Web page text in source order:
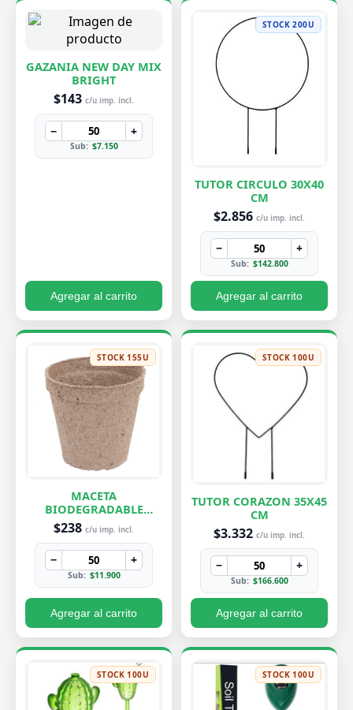
GAZANIA NEW DAY MIX
BRIGHT
$143 c/u imp. incl.
− +
Sub: $7.150
Agregar al carrito
STOCK 200U
TUTOR CIRCULO 30X40
CM
$2.856 c/u imp. incl.
− +
Sub: $142.800
Agregar al carrito
STOCK 155U
MACETA
BIODEGRADABLE
PEQUEÑA 7X8 CM
$238 c/u imp. incl.
− +
Sub: $11.900
Agregar al carrito
STOCK 100U
TUTOR CORAZON 35X45
CM
$3.332 c/u imp. incl.
− +
Sub: $166.600
Agregar al carrito
STOCK 100U STOCK 100U